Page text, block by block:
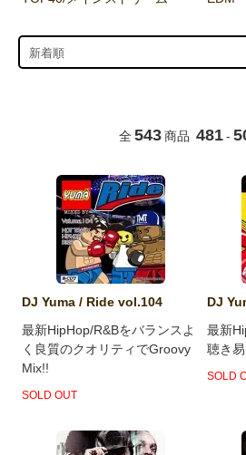
全 543 商品 481 -
DJ Yuma / Ride vol.104
最新HipHop/R&Bをバランスよ
く良質のクオリティでGroovy
Mix!!
SOLD OUT
DJ
最新
聴き
SOLD